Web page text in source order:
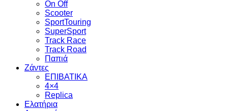
On Off
Scooter
SportTouring
SuperSport
Track Race
Track Road
Παπιά
Ζάντες
ΕΠΙΒΑΤΙΚΑ
4×4
Replica
Ελατήρια